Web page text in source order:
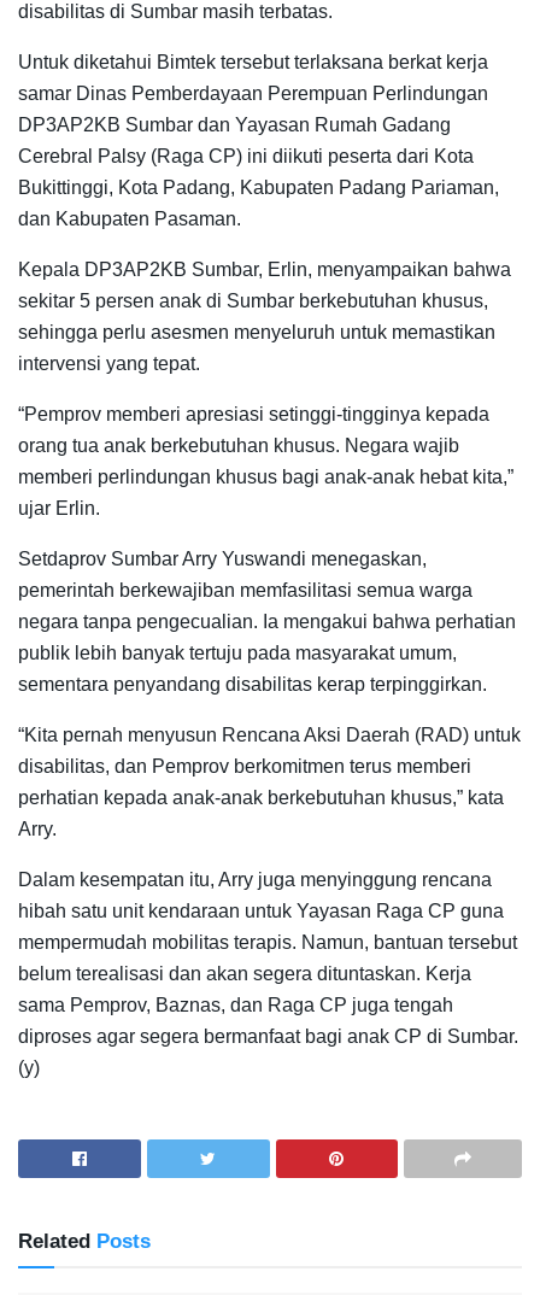
disabilitas di Sumbar masih terbatas.
Untuk diketahui Bimtek tersebut terlaksana berkat kerja
samar Dinas Pemberdayaan Perempuan Perlindungan
DP3AP2KB Sumbar dan Yayasan Rumah Gadang
Cerebral Palsy (Raga CP) ini diikuti peserta dari Kota
Bukittinggi, Kota Padang, Kabupaten Padang Pariaman,
dan Kabupaten Pasaman.
Kepala DP3AP2KB Sumbar, Erlin, menyampaikan bahwa
sekitar 5 persen anak di Sumbar berkebutuhan khusus,
sehingga perlu asesmen menyeluruh untuk memastikan
intervensi yang tepat.
“Pemprov memberi apresiasi setinggi-tingginya kepada
orang tua anak berkebutuhan khusus. Negara wajib
memberi perlindungan khusus bagi anak-anak hebat kita,”
ujar Erlin.
Setdaprov Sumbar Arry Yuswandi menegaskan,
pemerintah berkewajiban memfasilitasi semua warga
negara tanpa pengecualian. Ia mengakui bahwa perhatian
publik lebih banyak tertuju pada masyarakat umum,
sementara penyandang disabilitas kerap terpinggirkan.
“Kita pernah menyusun Rencana Aksi Daerah (RAD) untuk
disabilitas, dan Pemprov berkomitmen terus memberi
perhatian kepada anak-anak berkebutuhan khusus,” kata
Arry.
Dalam kesempatan itu, Arry juga menyinggung rencana
hibah satu unit kendaraan untuk Yayasan Raga CP guna
mempermudah mobilitas terapis. Namun, bantuan tersebut
belum terealisasi dan akan segera dituntaskan. Kerja
sama Pemprov, Baznas, dan Raga CP juga tengah
diproses agar segera bermanfaat bagi anak CP di Sumbar.
(y)
Related Posts